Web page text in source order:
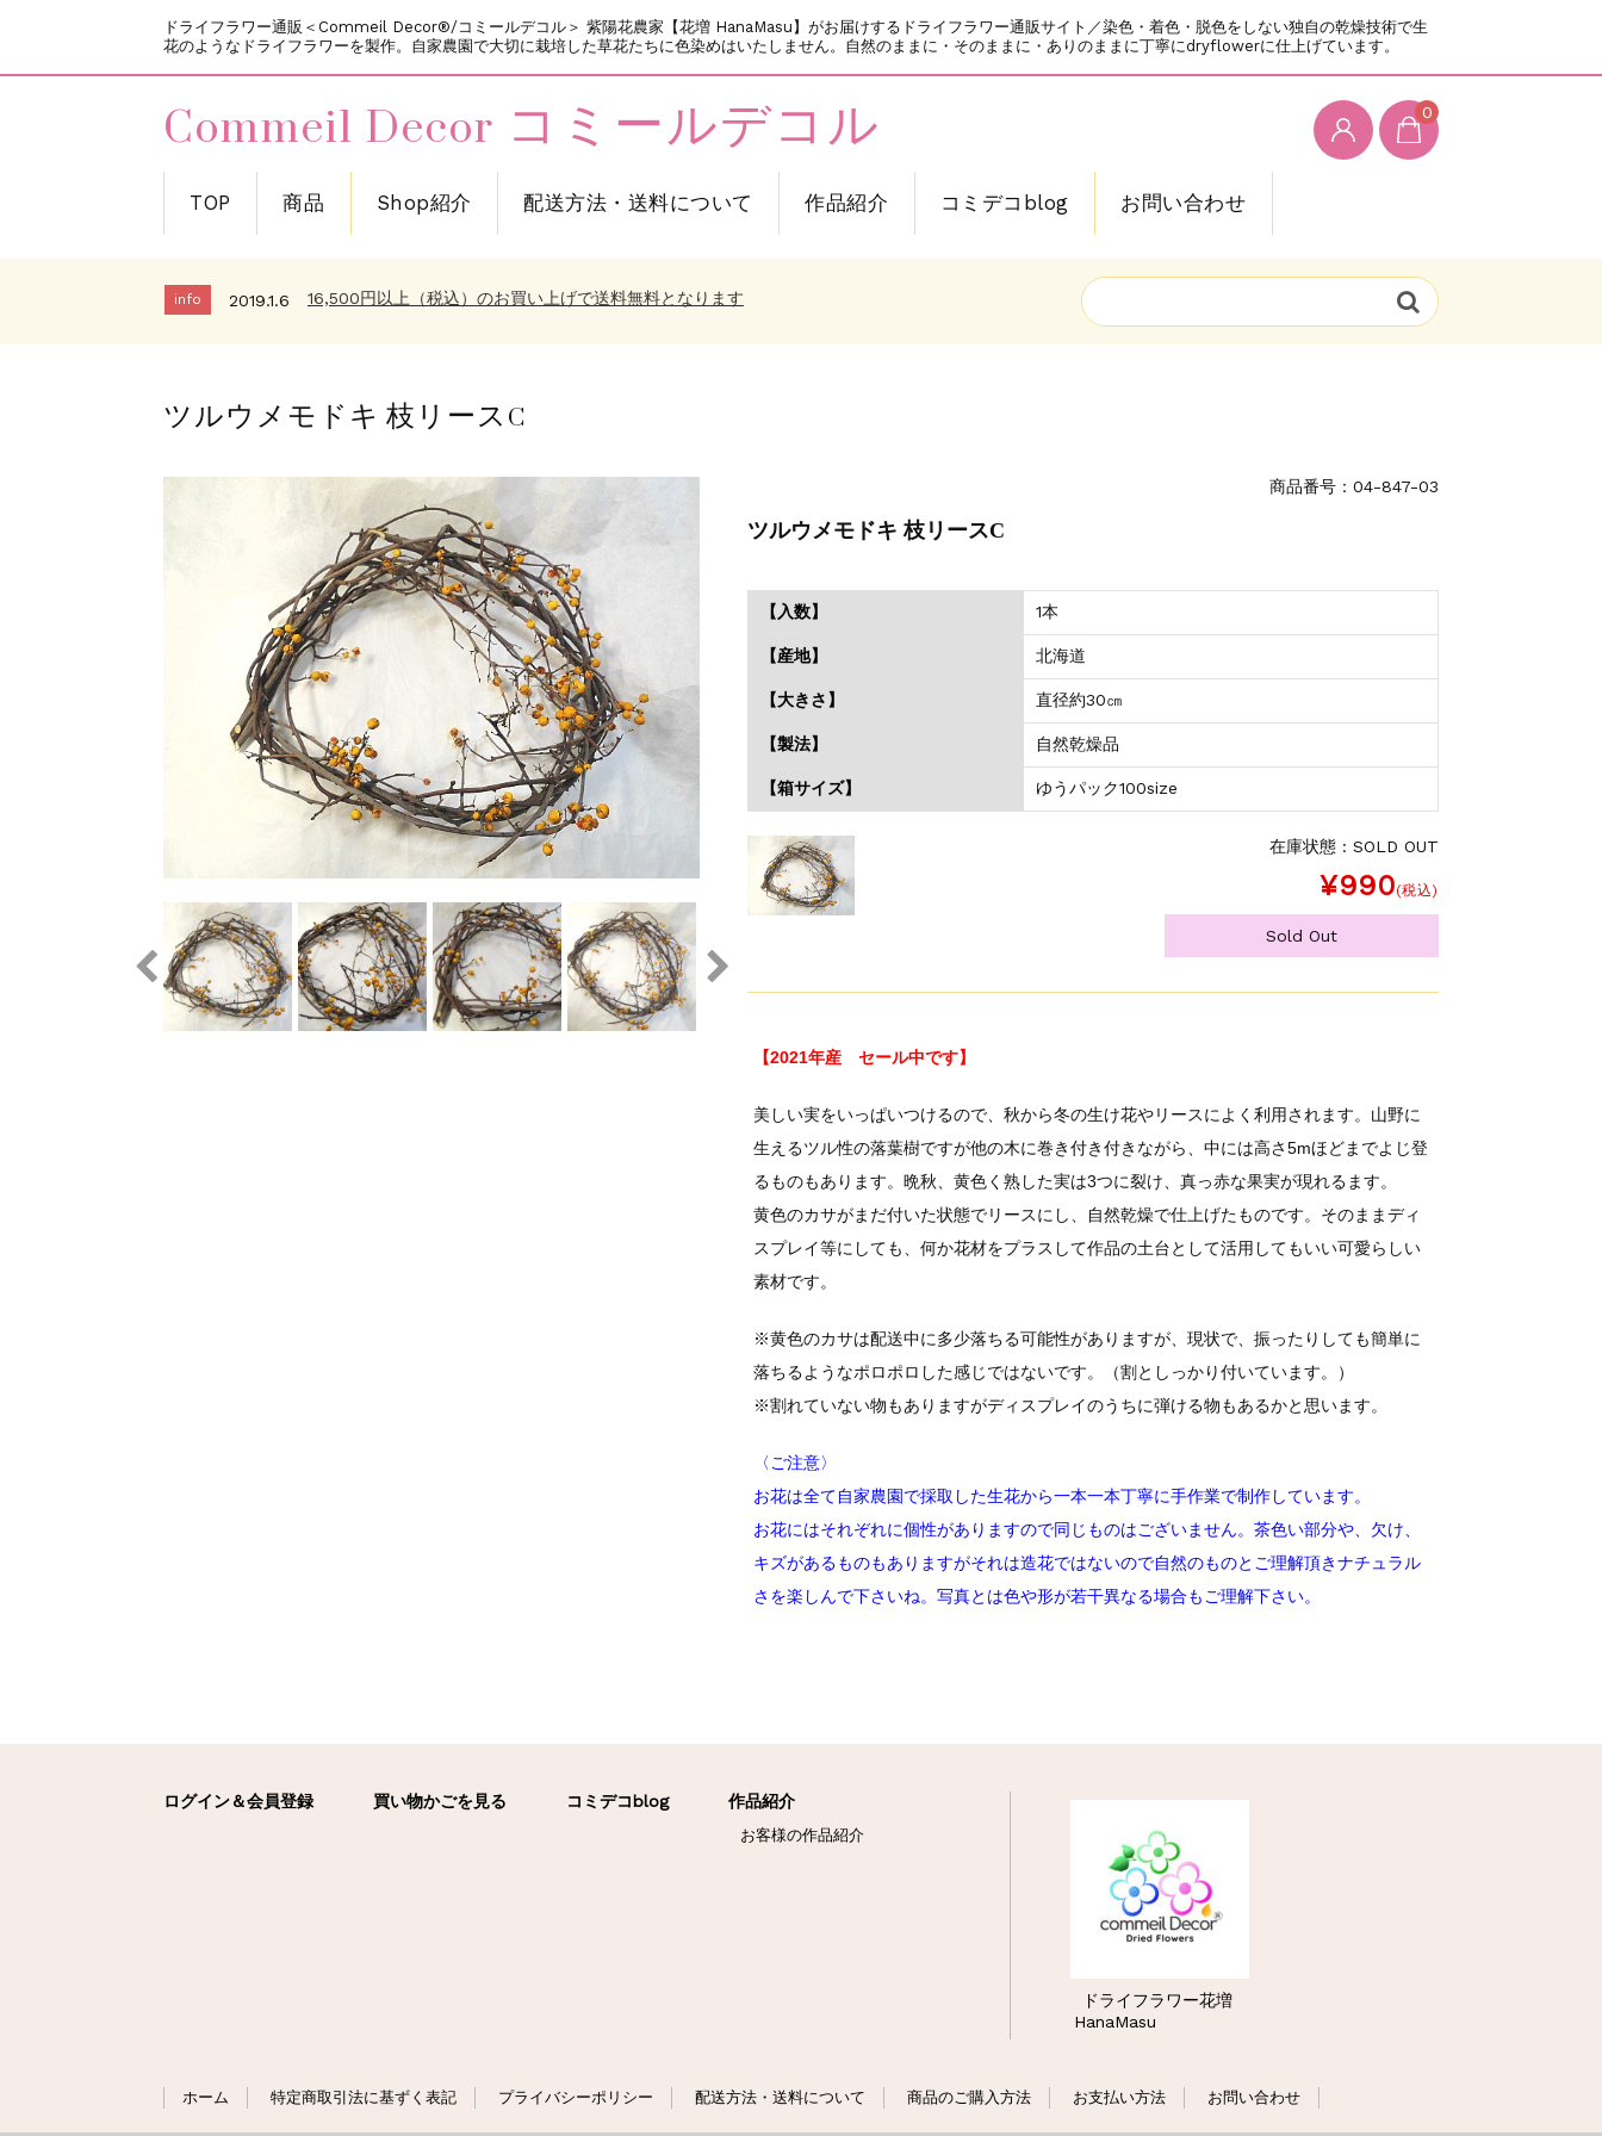
ドライフラワー通販＜Commeil Decor®/コミールデコル＞ 紫陽花農家【花増 HanaMasu】がお届けするドライフラワー通販サイト／染色・着色・脱色をしない独自の乾燥技術で生
花のようなドライフラワーを製作。自家農園で大切に栽培した草花たちに色染めはいたしません。自然のままに・そのままに・ありのままに丁寧にdryflowerに仕上げています。
Commeil Decor コミールデコル 0
TOP 商品 Shop紹介 配送方法・送料について 作品紹介 コミデコblog お問い合わせ
2018.12.11 新規会員登録で200ポイントプレゼント中！
info 2019.1.6 16,500円以上（税込）のお買い上げで送料無料となります
info 2019.1.6 16,500円以上（税込）のお買い上げで送料無料となります
新規会員登録で200ポイントプレゼント中！
ツルウメモドキ 枝リースC
商品番号：04-847-03
ツルウメモドキ 枝リースC
【入数】 1本
【産地】 北海道
【大きさ】 直径約30㎝
【製法】 自然乾燥品
【箱サイズ】 ゆうパック100size
在庫状態 : SOLD OUT
¥990(税込)
Sold Out
【2021年産 セール中です】
美しい実をいっぱいつけるので、秋から冬の生け花やリースによく利用されます。山野に
生えるツル性の落葉樹ですが他の木に巻き付き付きながら、中には高さ5mほどまでよじ登
るものもあります。晩秋、黄色く熟した実は3つに裂け、真っ赤な果実が現れるます。
黄色のカサがまだ付いた状態でリースにし、自然乾燥で仕上げたものです。そのままディ
スプレイ等にしても、何か花材をプラスして作品の土台として活用してもいい可愛らしい
素材です。
※黄色のカサは配送中に多少落ちる可能性がありますが、現状で、振ったりしても簡単に
落ちるようなポロポロした感じではないです。（割としっかり付いています。）
※割れていない物もありますがディスプレイのうちに弾ける物もあるかと思います。
〈ご注意〉
お花は全て自家農園で採取した生花から一本一本丁寧に手作業で制作しています。
お花にはそれぞれに個性がありますので同じものはございません。茶色い部分や、欠け、
キズがあるものもありますがそれは造花ではないので自然のものとご理解頂きナチュラル
さを楽しんで下さいね。写真とは色や形が若干異なる場合もご理解下さい。
ドライフラワー花増
HanaMasu
ログイン＆会員登録 買い物かごを見る コミデコblog 作品紹介
お客様の作品紹介
ホーム 特定商取引法に基ずく表記 プライバシーポリシー 配送方法・送料について 商品のご購入方法 お支払い方法 お問い合わせ